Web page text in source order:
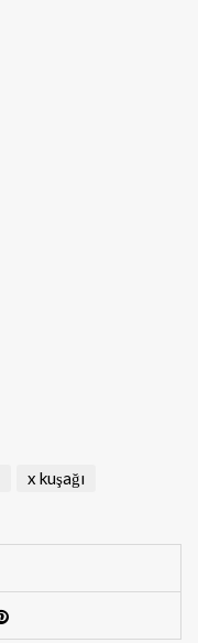
x kuşağı